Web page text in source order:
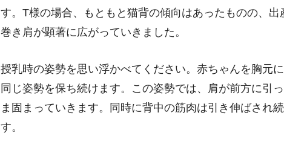
す。T様の場合、もともと猫背の傾向はあったものの、出
巻き肩が顕著に広がっていきました。
授乳時の姿勢を思い浮かべてください。赤ちゃんを胸元
同じ姿勢を保ち続けます。この姿勢では、肩が前方に引
ま固まっていきます。同時に背中の筋肉は引き伸ばされ
す。